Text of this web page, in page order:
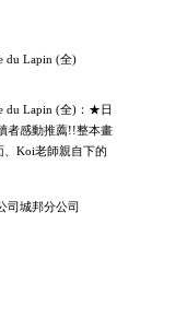
du Lapin (全)
du Lapin (全)：★日
者感動推薦!!整本畫
Koi老師親自下的
司城邦分公司